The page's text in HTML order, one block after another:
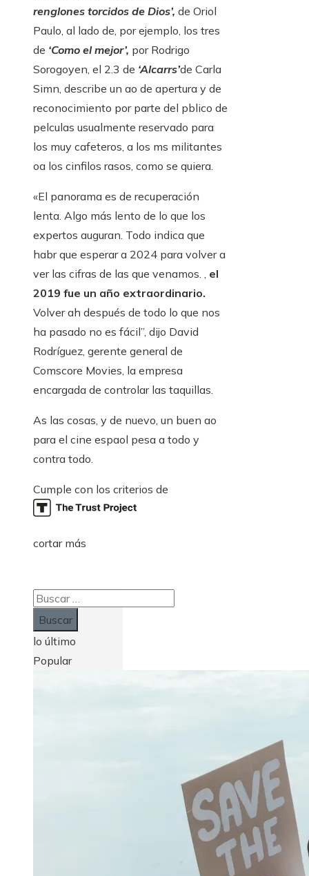
renglones torcidos de Dios’, de Oriol
Paulo, al lado de, por ejemplo, los tres
de ‘Como el mejor’, por Rodrigo
Sorogoyen, el 2.3 de ‘Alcarrs’de Carla
Simn, describe un ao de apertura y de
reconocimiento por parte del pblico de
pelculas usualmente reservado para
los muy cafeteros, a los ms militantes
oa los cinfilos rasos, como se quiera.
«El panorama es de recuperación
lenta. Algo más lento de lo que los
expertos auguran. Todo indica que
habr que esperar a 2024 para volver a
ver las cifras de las que venamos. , el
2019 fue un año extraordinario.
Volver ah después de todo lo que nos
ha pasado no es fácil”, dijo David
Rodríguez, gerente general de
Comscore Movies, la empresa
encargada de controlar las taquillas.
As las cosas, y de nuevo, un buen ao
para el cine espaol pesa a todo y
contra todo.
Cumple con los criterios de
cortar más
Buscar:
lo último
Popular